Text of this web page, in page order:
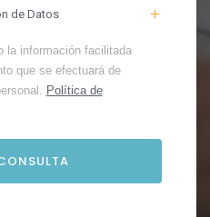
de Datos
la información facilitada
que se efectuará de
Política de